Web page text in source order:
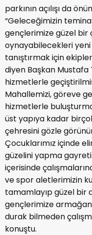
parkının açılışı da
“Geleceğimizin
gençlerimize güzel bir
oynayabilecekleri yeni
tanıştırmak için
diyen Başkan Mustafa
hizmetlerle
Mahallemizi, göreve
hizmetlerle
üst yapıya kadar
çehresini gözle
Çocuklarımız içinde
güzelini yapma
içerisinde
ve spor aletlerimizin
tamamlayıp güzel bir
gençlerimize
durak bilmeden
konuştu.